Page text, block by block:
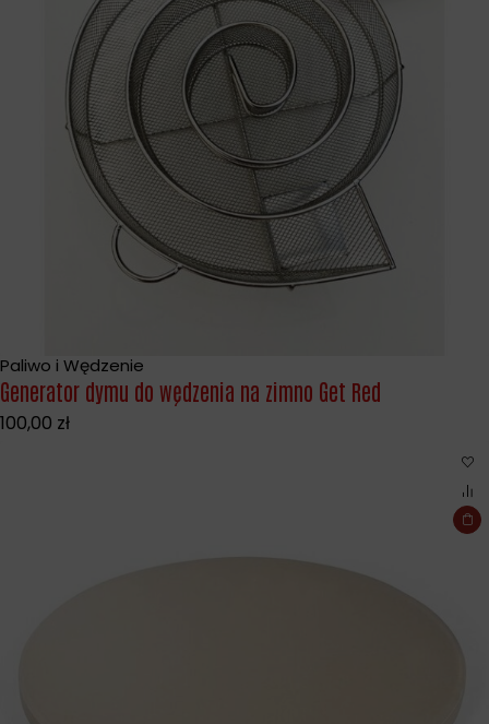
Paliwo i Wędzenie
Generator dymu do wędzenia na zimno Get Red
100,00 zł